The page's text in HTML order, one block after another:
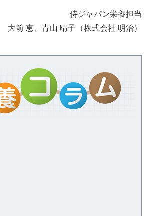
侍ジャパン栄養担当
大前 恵、青山 晴子（株式会社 明治）